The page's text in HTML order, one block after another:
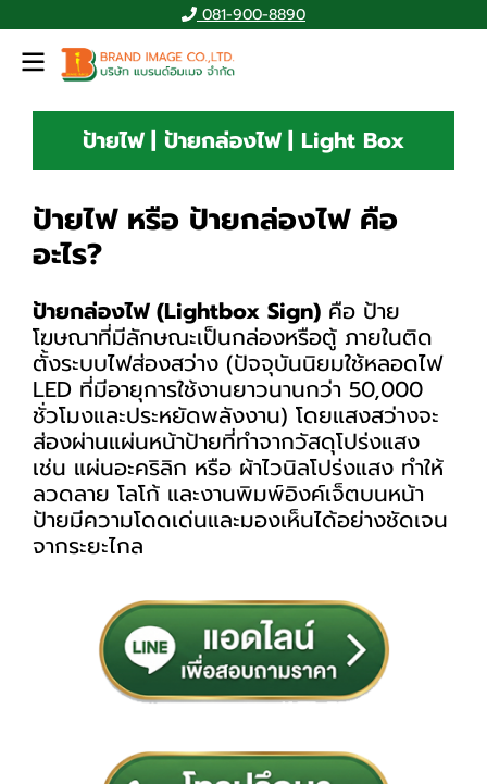
081-900-8890
ป้ายไฟ | ป้ายกล่องไฟ | Light Box
ป้ายไฟ หรือ ป้ายกล่องไฟ คือ
อะไร?
ป้ายกล่องไฟ (Lightbox Sign) คือ ป้าย
โฆษณาที่มีลักษณะเป็นกล่องหรือตู้ ภายในติด
ตั้งระบบไฟส่องสว่าง (ปัจจุบันนิยมใช้หลอดไฟ
LED ที่มีอายุการใช้งานยาวนานกว่า 50,000
ชั่วโมงและประหยัดพลังงาน) โดยแสงสว่างจะ
ส่องผ่านแผ่นหน้าป้ายที่ทำจากวัสดุโปร่งแสง
เช่น แผ่นอะคริลิก หรือ ผ้าไวนิลโปร่งแสง ทำให้
ลวดลาย โลโก้ และงานพิมพ์อิงค์เจ็ตบนหน้า
ป้ายมีความโดดเด่นและมองเห็นได้อย่างชัดเจน
จากระยะไกล